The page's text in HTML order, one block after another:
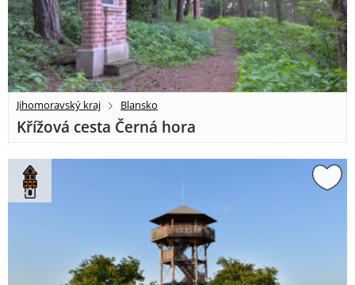
Jihomoravský kraj Blansko
Křížová cesta Černá hora